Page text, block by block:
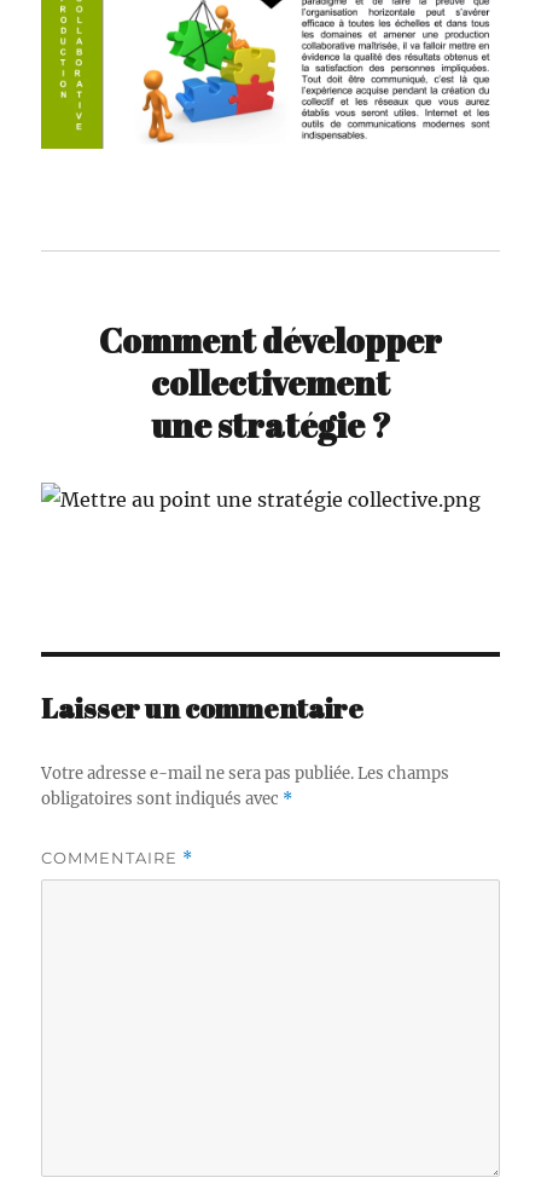
Comment développer
collectivement
une stratégie ?
Laisser un commentaire
Votre adresse e-mail ne sera pas publiée. Les champs
obligatoires sont indiqués avec *
COMMENTAIRE *